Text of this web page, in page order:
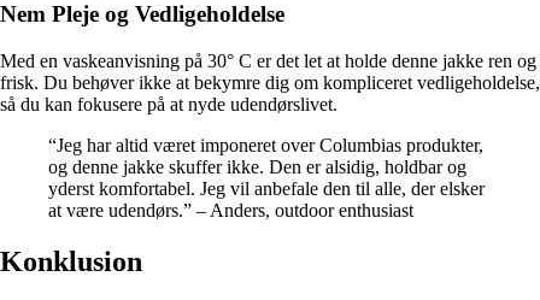
Nem Pleje og Vedligeholdelse
Med en vaskeanvisning på 30° C er det let at holde denne jakke ren og
frisk. Du behøver ikke at bekymre dig om kompliceret vedligeholdelse,
så du kan fokusere på at nyde udendørslivet.
“Jeg har altid været imponeret over Columbias produkter,
og denne jakke skuffer ikke. Den er alsidig, holdbar og
yderst komfortabel. Jeg vil anbefale den til alle, der elsker
at være udendørs.” – Anders, outdoor enthusiast
Konklusion